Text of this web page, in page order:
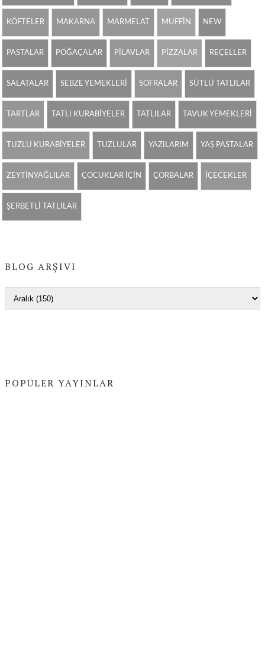
KÖFTELER MAKARNA MARMELAT MUFFİN NEW
PASTALAR POĞAÇALAR PİLAVLAR PİZZALAR REÇELLER
SALATALAR SEBZE YEMEKLERİ SOFRALAR SÜTLÜ TATLILAR
TARTLAR TATLI KURABİYELER TATLILAR TAVUK YEMEKLERİ
TUZLU KURABİYELER TUZLULAR YAZILARIM YAŞ PASTALAR
ZEYTİNYAĞLILAR ÇOCUKLAR İÇİN ÇORBALAR İÇECEKLER
ŞERBETLİ TATLILAR
BLOG ARŞIVI
POPÜLER YAYINLAR